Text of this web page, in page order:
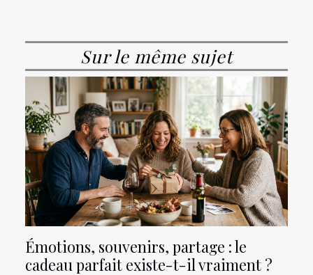
Sur le même sujet
Émotions, souvenirs, partage : le
cadeau parfait existe-t-il vraiment ?